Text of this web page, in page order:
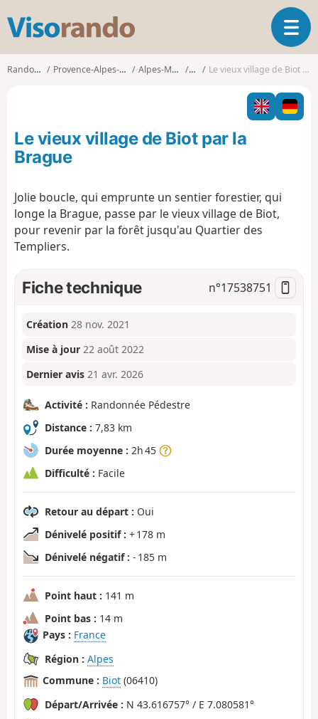
s
o
o
O
u
v
i
r
l
o
Randonnées Provence-Alpes-Côte d'Azur Alpes-Maritimes Biot Le vieux village de Biot par la Brague
Le vieux village de Biot par la
Brague
Jolie boucle, qui emprunte un sentier forestier, qui
longe la Brague, passe par le vieux village de Biot,
pour revenir par la forêt jusqu'au Quartier des
Templiers.
Fiche technique n°17538751
Création 28 nov. 2021
Mise à jour 22 août 2022
Dernier avis 21 avr. 2026
Activité : Randonnée Pédestre
Distance : 7,83 km
Durée moyenne : 2h 45
Difficulté : Facile
Retour au départ : Oui
Dénivelé positif : + 178 m
Dénivelé négatif : - 185 m
Point haut : 141 m
Point bas : 14 m
Pays : France
Région : Alpes
Commune : Biot (06410)
Départ/Arrivée : N 43.616757° / E 7.080581°